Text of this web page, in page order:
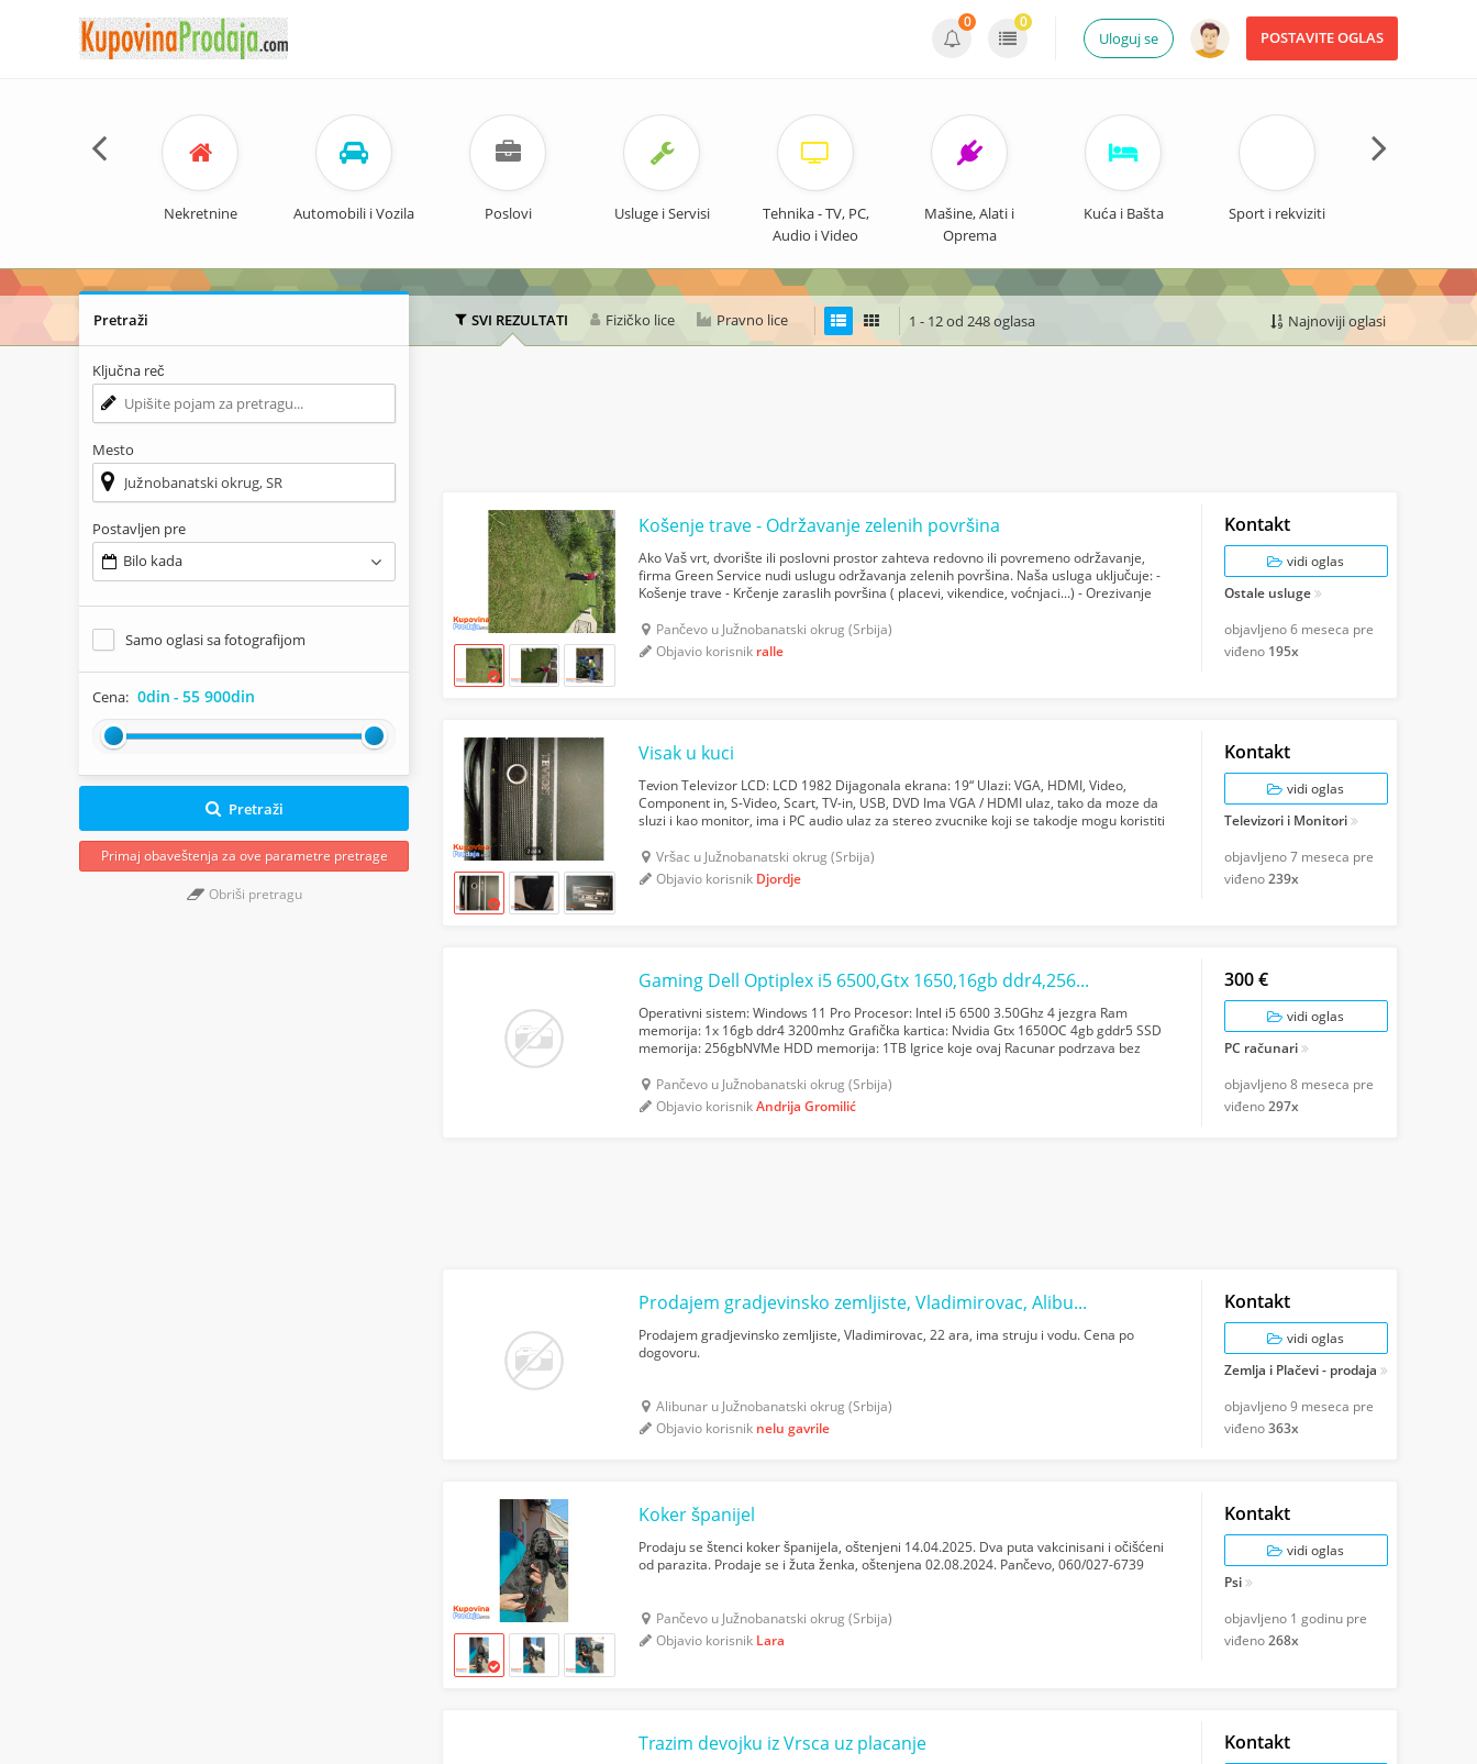
POSTAVITE OGLAS
Uloguj se
0 0
Nekretnine Automobili i Vozila Poslovi Usluge i Servisi
Tehnika - TV, PC,
Audio i Video
Mašine, Alati i
Oprema
Kuća i Bašta Sport i rekviziti
SVI REZULTATI Fizičko lice Pravno lice 1 - 12 od 248 oglasa Najnoviji oglasi
Košenje trave - Održavanje zelenih površina
Ako Vaš vrt, dvorište ili poslovni prostor zahteva redovno ili povremeno održavanje,
firma Green Service nudi uslugu održavanja zelenih površina. Naša usluga uključuje: -
Košenje trave - Krčenje zaraslih površina ( placevi, vikendice, voćnjaci...) - Orezivanje
Pančevo u Južnobanatski okrug (Srbija)
Objavio korisnik ralle
Kontakt
vidi oglas
Ostale usluge
objavljeno6 meseca pre
viđeno 195x
Visak u kuci
Tevion Televizor LCD: LCD 1982 Dijagonala ekrana: 19“ Ulazi: VGA, HDMI, Video,
Component in, S-Video, Scart, TV-in, USB, DVD Ima VGA / HDMI ulaz, tako da moze da
sluzi i kao monitor, ima i PC audio ulaz za stereo zvucnike koji se takodje mogu koristiti
Vršac u Južnobanatski okrug (Srbija)
Objavio korisnik Djordje
Kontakt
vidi oglas
Televizori i Monitori
objavljeno7 meseca pre
viđeno239x
Gaming Dell Optiplex i5 6500,Gtx 1650,16gb ddr4,256gb nvme
Operativni sistem: Windows 11 Pro Procesor: Intel i5 6500 3.50Ghz 4 jezgra Ram
memorija: 1x 16gb ddr4 3200mhz Grafička kartica: Nvidia Gtx 1650OC 4gb gddr5 SSD
memorija: 256gbNVMe HDD memorija: 1TB Igrice koje ovaj Racunar podrzava bez
Pančevo u Južnobanatski okrug (Srbija)
Objavio korisnikAndrija Gromilić
300 €
vidi oglas
PC računari
objavljeno8 meseca pre
viđeno297x
Prodajem gradjevinsko zemljiste, Vladimirovac, Alibunar
Prodajem gradjevinsko zemljiste, Vladimirovac, 22 ara, ima struju i vodu. Cena po
dogovoru.
Alibunar u Južnobanatski okrug (Srbija)
Objavio korisnik nelu gavrile
Kontakt
vidi oglas
Zemlja i Plačevi - prodaja
objavljeno9 meseca pre
viđeno363x
Koker španijel
Prodaju se štenci koker španijela, oštenjeni 14.04.2025. Dva puta vakcinisani i očišćeni
od parazita. Prodaje se i žuta ženka, oštenjena 02.08.2024. Pančevo, 060/027-6739
Pančevo u Južnobanatski okrug (Srbija)
Objavio korisnik Lara
Kontakt
vidi oglas
Psi
objavljeno 1 godinu pre
viđeno268x
Trazim devojku iz Vrsca uz placanje Kontakt
Pretraži
Ključna reč
Mesto
Postavljen pre
Bilo kada
Samo oglasi sa fotografijom
Cena: 0din - 55 900din
Pretraži
Primaj obaveštenja za ove parametre pretrage
Obriši pretragu